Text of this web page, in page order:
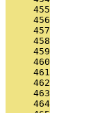
     455
     456
     457
     458
     459
     460
     461
     462
     463
     464